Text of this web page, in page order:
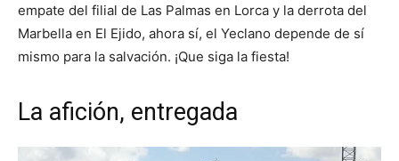
empate del filial de Las Palmas en Lorca y la derrota del
Marbella en El Ejido, ahora sí, el Yeclano depende de sí
mismo para la salvación. ¡Que siga la fiesta!
La afición, entregada